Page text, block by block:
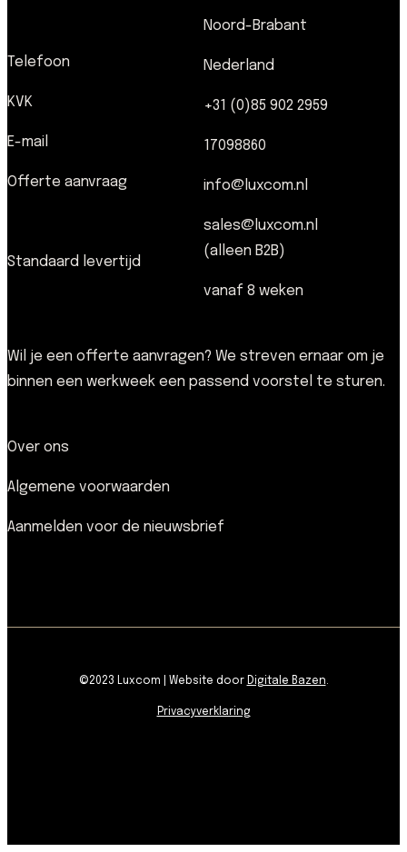
Telefoon
KVK
E-mail
Offerte aanvraag
Standaard levertijd
Noord-Brabant
Nederland
+31 (0)85 902 2959
17098860
info@luxcom.nl
sales@luxcom.nl
(alleen B2B)
vanaf 8 weken
Wil je een offerte aanvragen? We streven ernaar om je
binnen een werkweek een passend voorstel te sturen.
Over ons
Algemene voorwaarden
Aanmelden voor de nieuwsbrief
©2023 Luxcom | Website door Digitale Bazen.
Privacyverklaring